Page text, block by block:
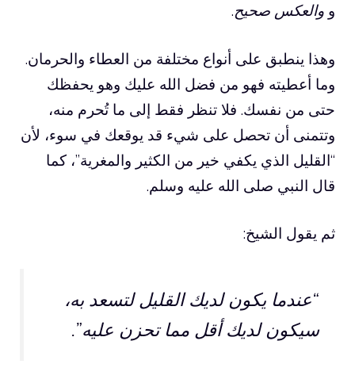
و والعكس صحيح.
وهذا ينطبق على أنواع مختلفة من العطاء والحرمان.
وما أعطيته فهو من فضل الله عليك وهو يحفظك
حتى من نفسك. فلا تنظر فقط إلى ما تُحرم منه،
وتتمنى أن تحصل على شيء قد يوقعك في سوء، لأن
“القليل الذي يكفي خير من الكثير والمغرية”، كما
قال النبي صلى الله عليه وسلم.
ثم يقول الشيخ:
“عندما يكون لديك القليل لتسعد به،
سيكون لديك أقل مما تحزن عليه”.